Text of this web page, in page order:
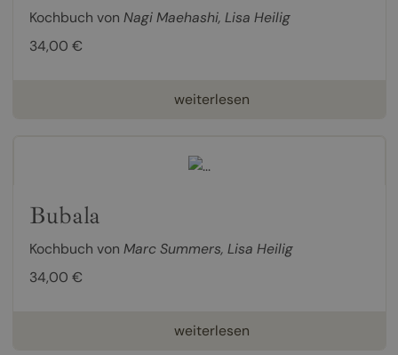
Kochbuch von Nagi Maehashi, Lisa Heilig
34,00 €
weiterlesen
Bubala
Kochbuch von Marc Summers, Lisa Heilig
34,00 €
weiterlesen